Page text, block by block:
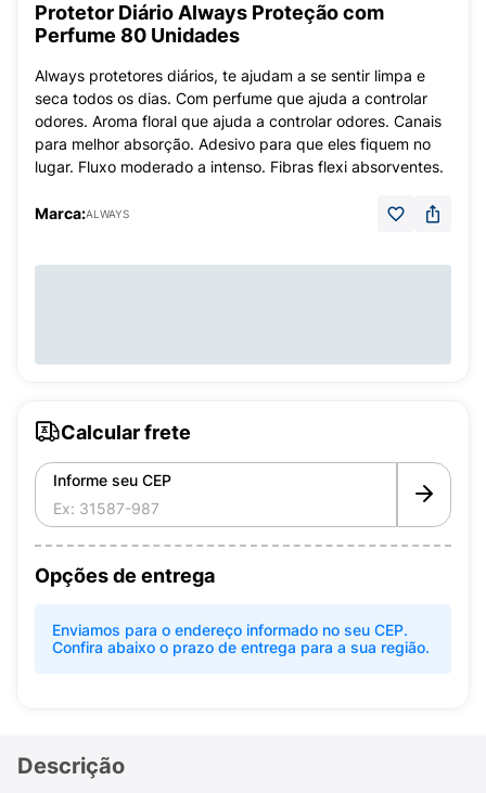
Protetor Diário Always Proteção com
Perfume 80 Unidades
Always protetores diários, te ajudam a se sentir limpa e
seca todos os dias. Com perfume que ajuda a controlar
odores. Aroma floral que ajuda a controlar odores. Canais
para melhor absorção. Adesivo para que eles fiquem no
lugar. Fluxo moderado a intenso. Fibras flexi absorventes.
Marca:ALWAYS
Calcular frete
Informe seu CEP
Opções de entrega
Enviamos para o endereço informado no seu CEP.
Confira abaixo o prazo de entrega para a sua região.
Descrição